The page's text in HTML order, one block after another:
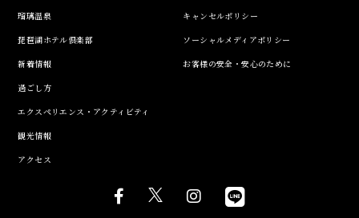
瑠璃温泉
琵琶湖ホテル倶楽部
新着情報
過ごし方
エクスペリエンス・アクティビティ
観光情報
アクセス
キャンセルポリシー
ソーシャルメディアポリシー
お客様の安全・安心のために